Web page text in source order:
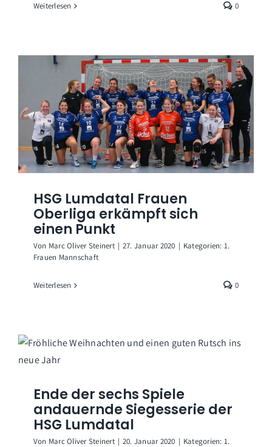
Weiterlesen 0
HSG Lumdatal Frauen
Oberliga erkämpft sich
einen Punkt
Von Marc Oliver Steinert | 27. Januar 2020 | Kategorien: 1.
Frauen Mannschaft
Weiterlesen 0
Ende der sechs Spiele
andauernde Siegesserie der
HSG Lumdatal
Von Marc Oliver Steinert | 20. Januar 2020 | Kategorien: 1.